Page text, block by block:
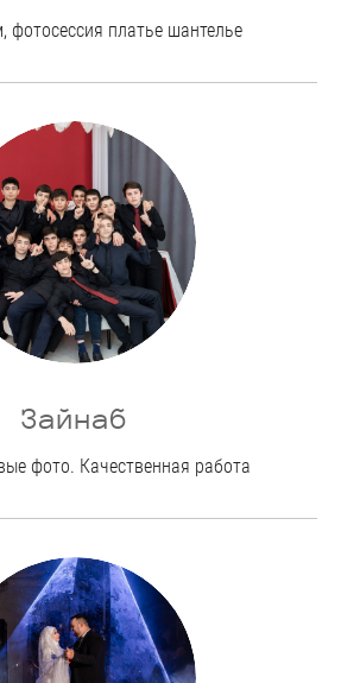
фотосессия платье шантелье
Зайнаб
фото. Качественная работа